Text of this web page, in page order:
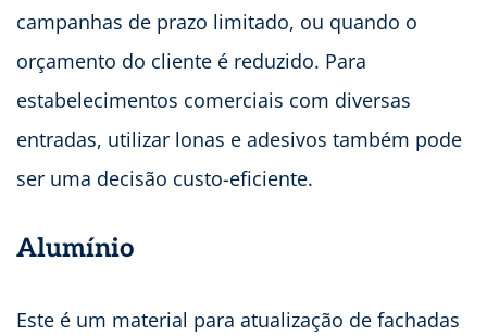
campanhas de prazo limitado, ou quando o
orçamento do cliente é reduzido. Para
estabelecimentos comerciais com diversas
entradas, utilizar lonas e adesivos também pode
ser uma decisão custo-eficiente.
Alumínio
Este é um material para atualização de fachadas